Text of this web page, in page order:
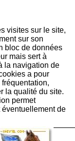
visites sur le site,
sur son
bloc de données
mais sert à
la navigation de
a pour
la qualité du site.
permet
de